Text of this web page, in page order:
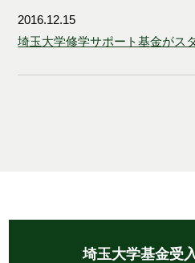
2016.12.15
埼玉大学修学サポート基金がス
埼玉大学基金受